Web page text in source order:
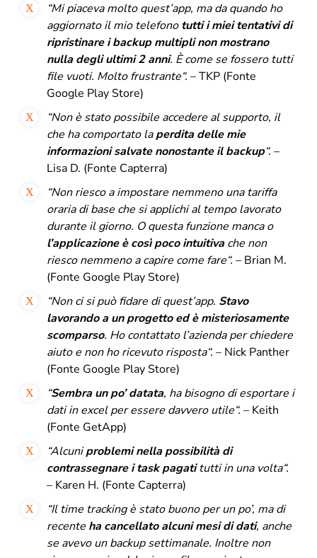
“Mi piaceva molto quest’app, ma da quando ho
aggiornato il mio telefonotutti i miei tentativi di
ripristinare i backup multipli non mostrano
nulla degli ultimi 2 anni. È come se fossero tutti
file vuoti. Molto frustrante“. – TKP (Fonte
Google Play Store)
“Non è stato possibile accedere al supporto, il
che ha comportato laperdita delle mie
informazioni salvate nonostante il backup“. –
Lisa D. (Fonte Capterra)
“Non riesco a impostare nemmeno una tariffa
oraria di base che si applichi al tempo lavorato
durante il giorno. O questa funzione manca o
l’applicazione è così poco intuitiva che non
riesco nemmeno a capire come fare“. – Brian M.
(Fonte Google Play Store)
“Non ci si può fidare di quest’app. Stavo
lavorando a un progetto ed è misteriosamente
scomparso. Ho contattato l’azienda per chiedere
aiuto e non ho ricevuto risposta“. – Nick Panther
(Fonte Google Play Store)
“Sembra un po’ datata, ha bisogno di esportare i
dati in excel per essere davvero utile“. – Keith
(Fonte GetApp)
“Alcuniproblemi nella possibilità di
contrassegnare i task pagatitutti in una volta“.
– Karen H. (Fonte Capterra)
“Il time tracking è stato buono per un po’, ma di
recente ha cancellato alcuni mesi di dati, anche
se avevo un backup settimanale. Inoltre non